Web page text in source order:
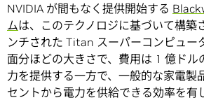
NVIDIA が間もなく提供開始する
ムは、このテクノロジに基づいて構築
ンチされた Titan スーパーコンピュー
面分ほどの大きさで、費用は 1 億ドル
力を提供する一方で、一般的な家電製
セントから電力を供給できる効率を有